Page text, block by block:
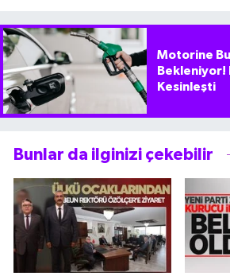
Motorine
Bekleniyor!
Kesinleşti
Bunlar da ilginizi çekebilir